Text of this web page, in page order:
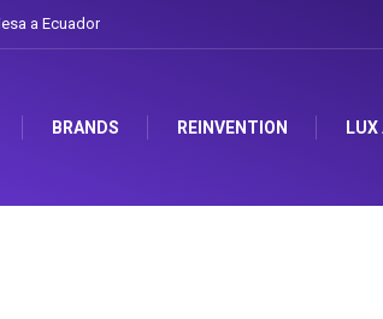
a Ecuador
BRANDS REINVENTION LUX